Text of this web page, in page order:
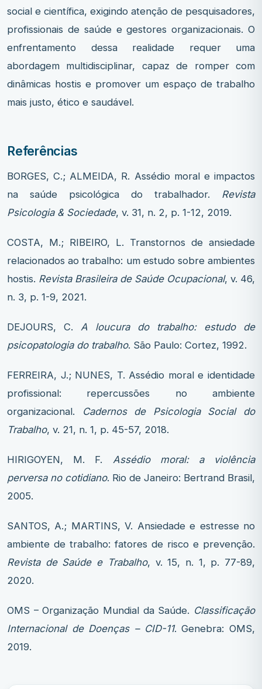
social e científica, exigindo atenção de pesquisadores,
profissionais de saúde e gestores organizacionais. O
enfrentamento dessa realidade requer uma
abordagem multidisciplinar, capaz de romper com
dinâmicas hostis e promover um espaço de trabalho
mais justo, ético e saudável.
Referências
BORGES, C.; ALMEIDA, R. Assédio moral e impactos
na saúde psicológica do trabalhador. Revista
Psicologia & Sociedade, v. 31, n. 2, p. 1-12, 2019.
COSTA, M.; RIBEIRO, L. Transtornos de ansiedade
relacionados ao trabalho: um estudo sobre ambientes
hostis. Revista Brasileira de Saúde Ocupacional, v. 46,
n. 3, p. 1-9, 2021.
DEJOURS, C. A loucura do trabalho: estudo de
psicopatologia do trabalho. São Paulo: Cortez, 1992.
FERREIRA, J.; NUNES, T. Assédio moral e identidade
profissional: repercussões no ambiente
organizacional.
Cadernos de Psicologia Social do
Trabalho, v. 21, n. 1, p. 45-57, 2018.
HIRIGOYEN, M. F. Assédio moral: a violência
perversa no cotidiano. Rio de Janeiro: Bertrand Brasil,
2005.
SANTOS, A.; MARTINS, V. Ansiedade e estresse no
ambiente de trabalho: fatores de risco e prevenção.
Revista de Saúde e Trabalho, v. 15, n. 1, p. 77-89,
2020.
OMS – Organização Mundial da Saúde. Classificação
Internacional de Doenças – CID-11. Genebra: OMS,
2019.